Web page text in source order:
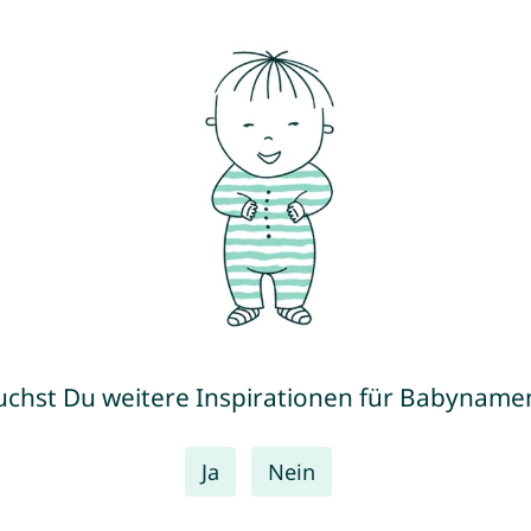
Du weitere Inspirationen für
Ja Nein